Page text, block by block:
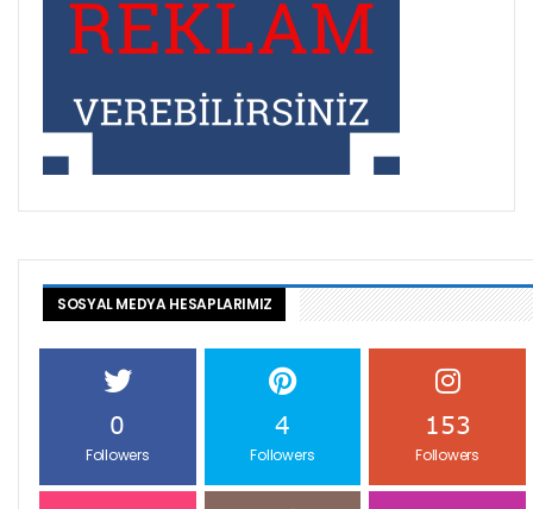
SOSYAL MEDYA HESAPLARIMIZ
0
Followers
4
Followers
153
Followers